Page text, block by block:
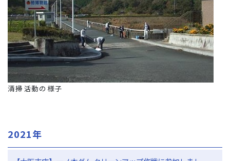
清掃活動の様子
2021年